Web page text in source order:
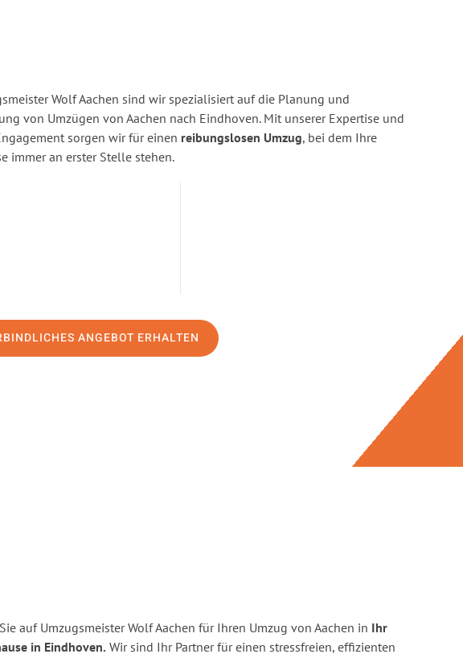
Wolf Aachen sind wir spezialisiert auf die Planung und
von Umzügen von Aachen nach Eindhoven. Mit unserer Expertise und
sorgen wir für einen reibungslosen Umzug, bei dem Ihre
immer an erster Stelle stehen.
ANGEBOT ERHALTEN
auf Umzugsmeister Wolf Aachen für Ihren Umzug von Aachen in Ihr
in Eindhoven. Wir sind Ihr Partner für einen stressfreien, effizienten